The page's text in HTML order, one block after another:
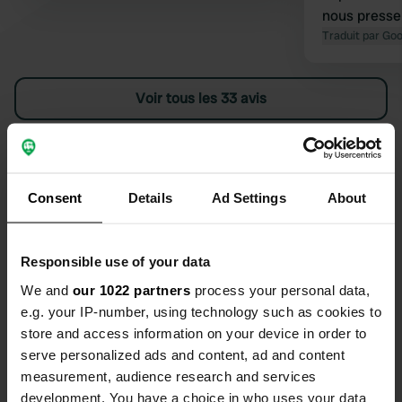
Consent Details Ad Settings About
Responsible use of your data
We and our 1022 partners process your personal data,
e.g. your IP-number, using technology such as cookies to
store and access information on your device in order to
serve personalized ads and content, ad and content
measurement, audience research and services
development. You have a choice in who uses your data
nous
Spar est à
plaisir.
Traduit par
Voir tous les 33 avis
Contact
Emplacement
Stadspolderlaan 29
4484 DG, Kortgene, Pays-Bas